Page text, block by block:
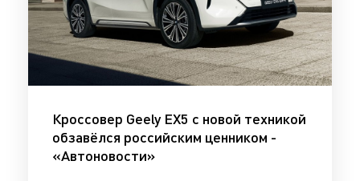
Кроссовер Geely EX5 с новой техникой
обзавёлся российским ценником -
«Автоновости»